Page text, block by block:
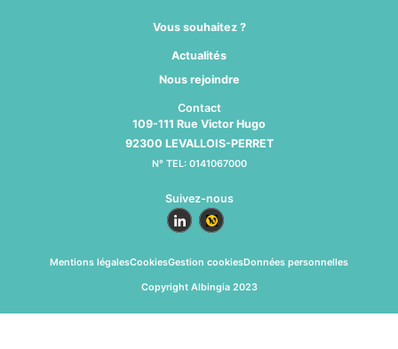
Vous souhaitez ?
Actualités
Nous rejoindre
Contact
109-111 Rue Victor Hugo
92300 LEVALLOIS-PERRET
N° TEL: 0141067000
Suivez-nous
Mentions légalesCookiesGestion cookiesDonnées personnelles
Copyright Albingia 2023